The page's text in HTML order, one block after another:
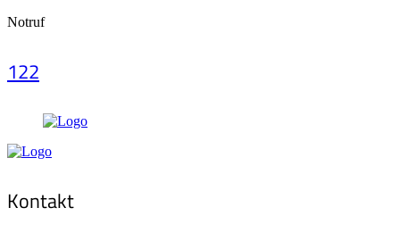
Notruf
122
Kontakt